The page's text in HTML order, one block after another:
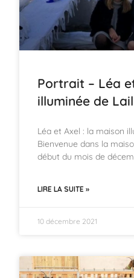
Portrait – Léa
illuminée de
Léa et Axel : la maison
Bienvenue dans la
début du mois de
LIRE LA SUITE »
10 décembre 2021